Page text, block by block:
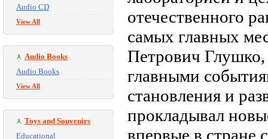
Audio CD
View All
Audio Books
Audio Books
View All
Toys and Souvenirs
Educational
отечественного
самых главных
Петрович Глушко,
главными
становления и
прокладывал
впервые в стране